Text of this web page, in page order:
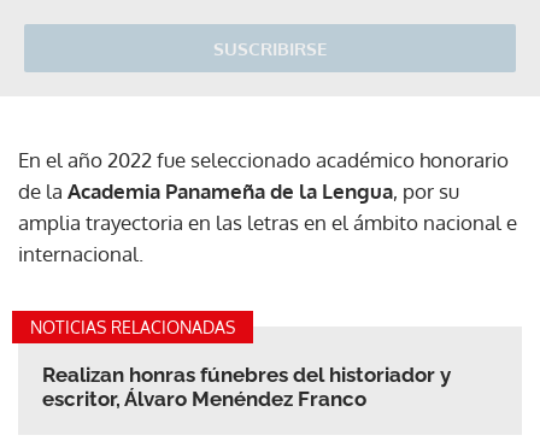
SUSCRIBIRSE
En el año 2022 fue seleccionado académico honorario
de la Academia Panameña de la Lengua, por su
amplia trayectoria en las letras en el ámbito nacional e
internacional.
NOTICIAS RELACIONADAS
Realizan honras fúnebres del historiador y
escritor, Álvaro Menéndez Franco